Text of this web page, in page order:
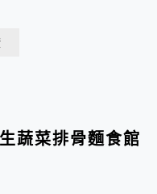
蔬菜排骨麵食館